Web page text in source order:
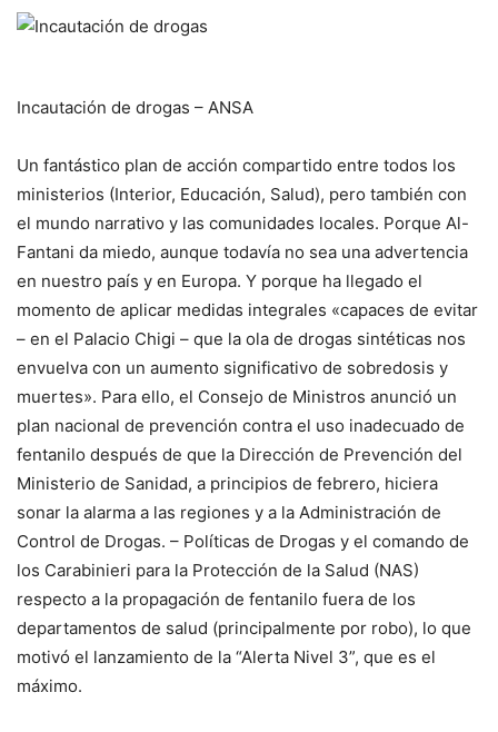
Incautación de drogas – ANSA
Un fantástico plan de acción compartido entre todos los
ministerios (Interior, Educación, Salud), pero también con
el mundo narrativo y las comunidades locales. Porque Al-
Fantani da miedo, aunque todavía no sea una advertencia
en nuestro país y en Europa. Y porque ha llegado el
momento de aplicar medidas integrales «capaces de evitar
– en el Palacio Chigi – que la ola de drogas sintéticas nos
envuelva con un aumento significativo de sobredosis y
muertes». Para ello, el Consejo de Ministros anunció un
plan nacional de prevención contra el uso inadecuado de
fentanilo después de que la Dirección de Prevención del
Ministerio de Sanidad, a principios de febrero, hiciera
sonar la alarma a las regiones y a la Administración de
Control de Drogas. – Políticas de Drogas y el comando de
los Carabinieri para la Protección de la Salud (NAS)
respecto a la propagación de fentanilo fuera de los
departamentos de salud (principalmente por robo), lo que
motivó el lanzamiento de la “Alerta Nivel 3”, que es el
máximo.